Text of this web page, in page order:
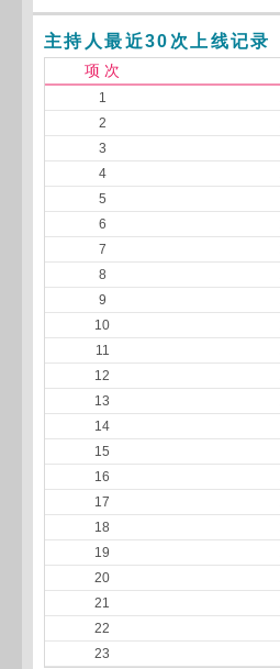
主持人最近30次上线记录
项 次
1
2
3
4
5
6
7
8
9
10
11
12
13
14
15
16
17
18
19
20
21
22
23